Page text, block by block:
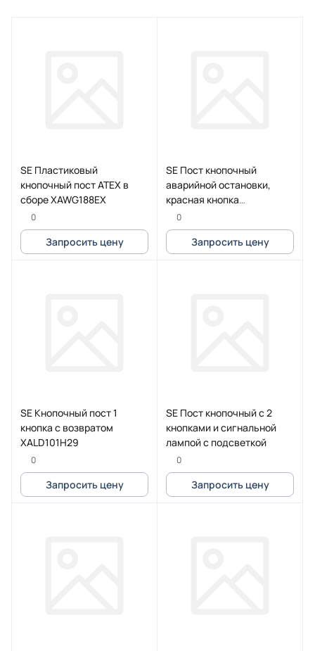
SE Пластиковый
кнопочный пост ATEX в
сборе XAWG188EX
0
Запросить цену
SE Пост кнопочный
аварийной остановки,
красная кнопка
XALFKT64421
0
Запросить цену
SE Кнопочный пост 1
кнопка с возвратом
XALD101H29
0
Запросить цену
SE Пост кнопочный с 2
кнопками и сигнальной
лампой с подсветкой
0
Запросить цену